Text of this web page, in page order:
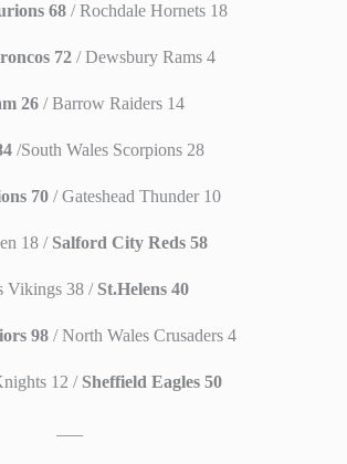
68/ Rochdale Hornets 18
72 / Dewsbury Rams 4
26/ Barrow Raiders 14
/South Wales Scorpions 28
70 / Gateshead Thunder 10
18 / Salford City Reds 58
Vikings 38 / St.Helens 40
98/ North Wales Crusaders 4
12 / Sheffield Eagles 50